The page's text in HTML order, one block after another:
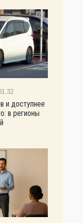
и доступнее
в регионы